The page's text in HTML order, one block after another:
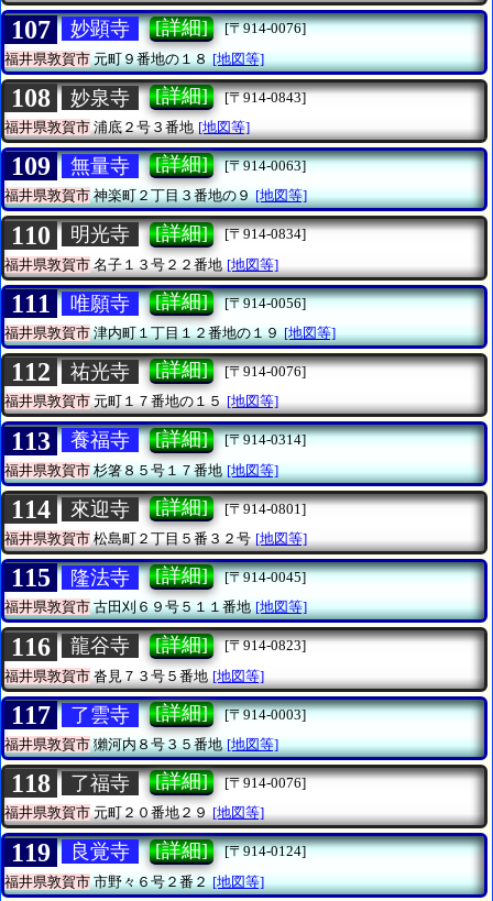
107 妙顕寺 [詳細]
[〒914-0076]
福井県敦賀市元町９番地の１８ [地図等]
108 妙泉寺 [詳細]
[〒914-0843]
福井県敦賀市浦底２号３番地 [地図等]
109 無量寺 [詳細]
[〒914-0063]
福井県敦賀市神楽町２丁目３番地の９ [地図等]
110 明光寺 [詳細]
[〒914-0834]
福井県敦賀市 名子１３号２２番地 [地図等]
111 唯願寺 [詳細]
[〒914-0056]
福井県敦賀市津内町１丁目１２番地の１９ [地図等]
112 祐光寺 [詳細]
[〒914-0076]
福井県敦賀市元町１７番地の１５ [地図等]
113 養福寺 [詳細]
[〒914-0314]
福井県敦賀市杉箸８５号１７番地 [地図等]
114 來迎寺 [詳細]
[〒914-0801]
福井県敦賀市松島町２丁目５番３２号 [地図等]
115 隆法寺 [詳細]
[〒914-0045]
福井県敦賀市古田刈６９号５１１番地 [地図等]
116 龍谷寺 [詳細]
[〒914-0823]
福井県敦賀市 沓見７３号５番地 [地図等]
117 了雲寺 [詳細]
[〒914-0003]
福井県敦賀市獺河内８号３５番地 [地図等]
118 了福寺 [詳細]
[〒914-0076]
福井県敦賀市元町２０番地２９ [地図等]
119 良覚寺 [詳細]
[〒914-0124]
福井県敦賀市市野々６号２番２ [地図等]